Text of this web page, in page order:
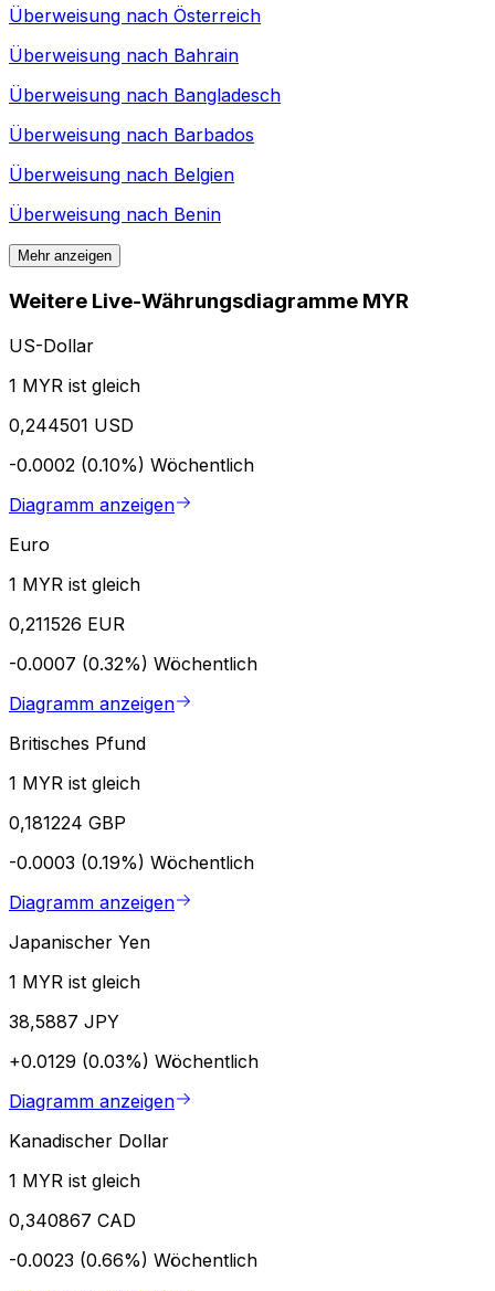
Überweisung nach Österreich
Überweisung nach Bahrain
Überweisung nach Bangladesch
Überweisung nach Barbados
Überweisung nach Belgien
Überweisung nach Benin
Mehr anzeigen
Weitere Live-Währungsdiagramme MYR
US-Dollar
1 MYR ist gleich
0,244501 USD
-0.0002 (0.10%) Wöchentlich
Diagramm anzeigen
Euro
1 MYR ist gleich
0,211526 EUR
-0.0007 (0.32%) Wöchentlich
Diagramm anzeigen
Britisches Pfund
1 MYR ist gleich
0,181224 GBP
-0.0003 (0.19%) Wöchentlich
Diagramm anzeigen
Japanischer Yen
1 MYR ist gleich
38,5887 JPY
+0.0129 (0.03%) Wöchentlich
Diagramm anzeigen
Kanadischer Dollar
1 MYR ist gleich
0,340867 CAD
-0.0023 (0.66%) Wöchentlich